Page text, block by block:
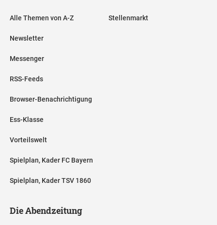
Alle Themen von A-Z
Newsletter
Messenger
RSS-Feeds
Browser-Benachrichtigung
Ess-Klasse
Vorteilswelt
Spielplan, Kader FC Bayern
Spielplan, Kader TSV 1860
Stellenmarkt
Die Abendzeitung